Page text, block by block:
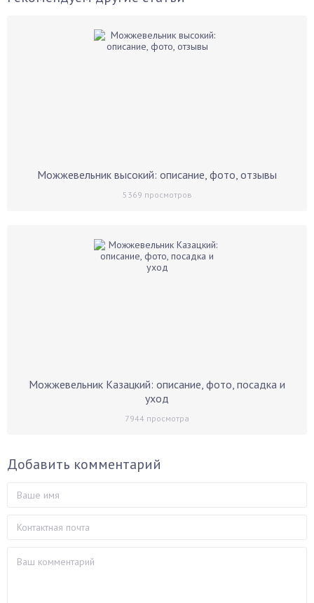
Можжевельник высокий: описание, фото, отзывы
5369 просмотров
Можжевельник Казацкий: описание, фото, посадка и
уход
7944 просмотра
Добавить комментарий